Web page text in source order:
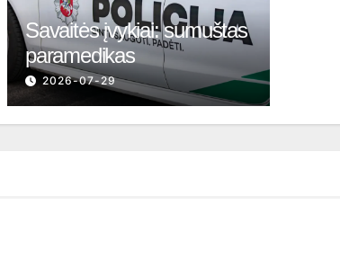
Savaitės įvykiai: sumuštas
paramedikas
2026-07-29